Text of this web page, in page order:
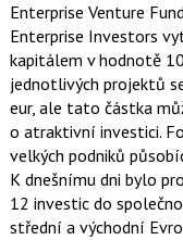
Enterprise Venture
Enterprise Investors
kapitálem v hodnotě
jednotlivých projektů
eur, ale tato částka
o atraktivní investici.
velkých podniků
K dnešnímu dni bylo
12 investic do
střední a východní